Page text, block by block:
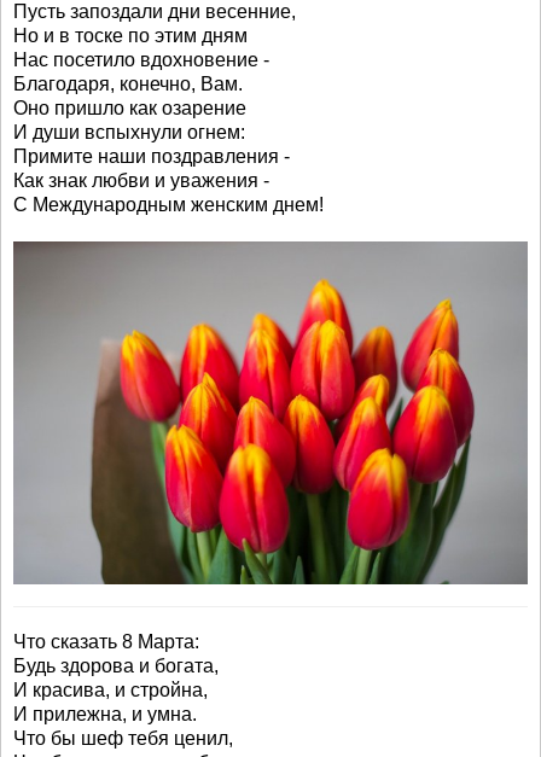
Пусть запоздали дни весенние,
Но и в тоске по этим дням
Нас посетило вдохновение -
Благодаря, конечно, Вам.
Оно пришло как озарение
И души вспыхнули огнем:
Примите наши поздравления -
Как знак любви и уважения -
С Международным женским днем!
Что сказать 8 Марта:
Будь здорова и богата,
И красива, и стройна,
И прилежна, и умна.
Что бы шеф тебя ценил,